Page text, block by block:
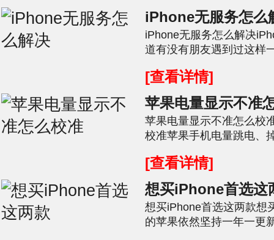
iPhone无服务怎么
iPhone无服务怎么解决
道有没有朋友遇到过这样
[查看详情]
苹果电量显示不准
苹果电量显示不准怎么校
校准苹果手机电量跳电、
[查看详情]
想买iPhone首选这
想买iPhone首选这两款想
的苹果依然坚持一年一更